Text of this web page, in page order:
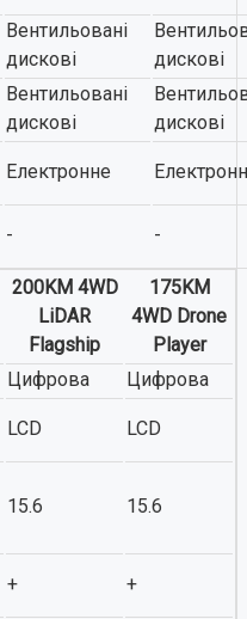
Вентильовані
дискові
дискові
Вентильовані
дискові
дискові
Електронне
- -
200KM 4WD
LiDAR
Flagship
175KM
4WD Drone
Player
Цифрова
Цифрова
LCD LCD
15.6 15.6
+ +